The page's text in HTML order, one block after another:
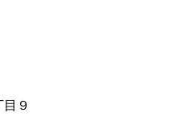
９